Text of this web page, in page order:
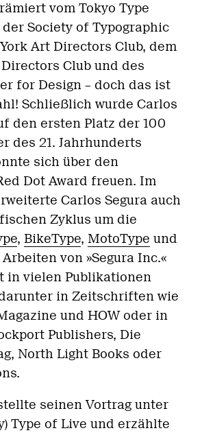
vom Tokyo Type
Society of Typographic
Art Directors Club, dem
Directors Club und des
for Design – doch das ist
Schließlich wurde Carlos
den ersten Platz der 100
des 21. Jahrhunderts
sich über den
Dot Award freuen. Im
Carlos Segura auch
Zyklus um die
, BikeType, MotoType und
Arbeiten von »Segura Inc.«
in vielen Publikationen
in Zeitschriften wie
und HOW oder in
Publishers, Die
North Light Books oder
seinen Vortrag unter
Type of Live und erzählte